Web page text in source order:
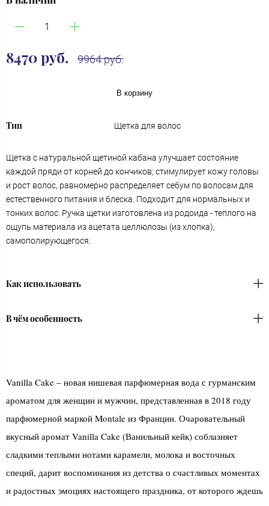
8470 руб. 9964 руб.
В корзину
Тип Щетка для волос
Щетка с натуральной щетиной кабана улучшает состояние
каждой пряди от корней до кончиков; стимулирует кожу головы
и рост волос, равномерно распределяет себум по волосам для
естественного питания и блеска. Подходит для нормальных и
тонких волос. Ручка щетки изготовлена из родоида - теплого на
ощупь материала из ацетата целлюлозы (из хлопка),
самополирующегося.
Как использовать
В чём особенность
Vanilla Cake – новая нишевая парфюмерная вода с гурманским
ароматом для женщин и мужчин, представленная в 2018 году
парфюмерной маркой Montale из Франции. Очаровательный
вкусный аромат Vanilla Cake (Ванильный кейк) соблазняет
сладкими теплыми нотами карамели, молока и восточных
специй, дарит воспоминания из детства о счастливых моментах
и радостных эмоциях настоящего праздника, от которого ждешь